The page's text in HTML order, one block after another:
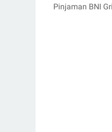
Pinjaman BNI